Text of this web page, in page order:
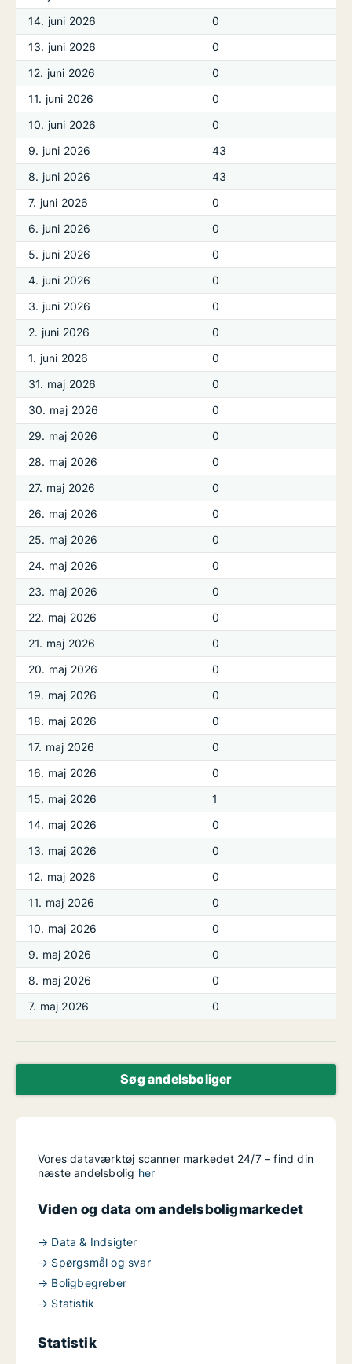
14. juni 2026
0
13. juni 2026
0
12. juni 2026
0
11. juni 2026
0
10. juni 2026
0
9. juni 2026
43
8. juni 2026
43
7. juni 2026
0
6. juni 2026
0
5. juni 2026
0
4. juni 2026
0
3. juni 2026
0
2. juni 2026
0
1. juni 2026
0
31. maj 2026
0
30. maj 2026
0
29. maj 2026
0
28. maj 2026
0
27. maj 2026
0
26. maj 2026
0
25. maj 2026
0
24. maj 2026
0
23. maj 2026
0
22. maj 2026
0
21. maj 2026
0
20. maj 2026
0
19. maj 2026
0
18. maj 2026
0
17. maj 2026
0
16. maj 2026
0
15. maj 2026
1
14. maj 2026
0
13. maj 2026
0
12. maj 2026
0
11. maj 2026
0
10. maj 2026
0
9. maj 2026
0
8. maj 2026
0
7. maj 2026
0
Søg andelsboliger
Vores dataværktøj scanner markedet 24/7 – find din
næste andelsbolig her
Viden og data om andelsboligmarkedet
→ Data & Indsigter
→ Spørgsmål og svar
→ Boligbegreber
→ Statistik
Statistik